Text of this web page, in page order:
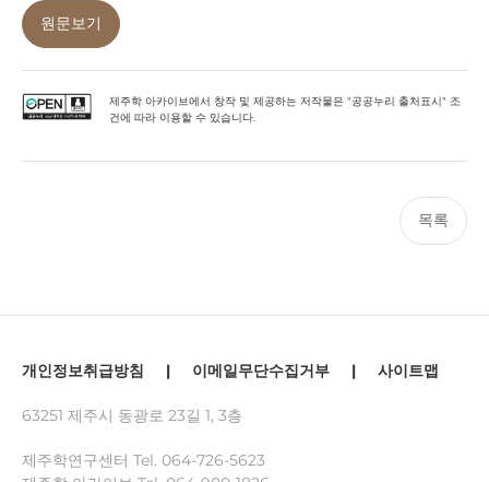
원문보기
제주학 아카이브에서 창작 및 제공하는 저작물은 "공공누리 출처표시" 조
건에 따라 이용할 수 있습니다.
목록
개인정보취급방침 | 이메일무단수집거부 | 사이트맵
63251 제주시 동광로 23길 1, 3층
제주학연구센터 Tel. 064-726-5623